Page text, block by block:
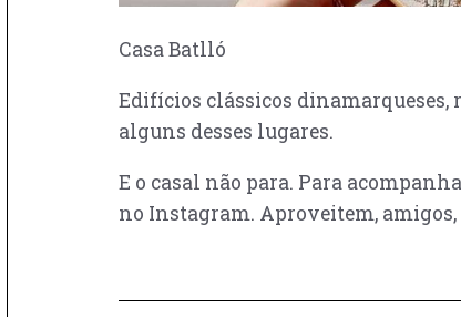
Casa Batlló
Edifícios clássicos dinamarqueses,
alguns desses lugares.
E o casal não para. Para
no Instagram. Aproveitem,